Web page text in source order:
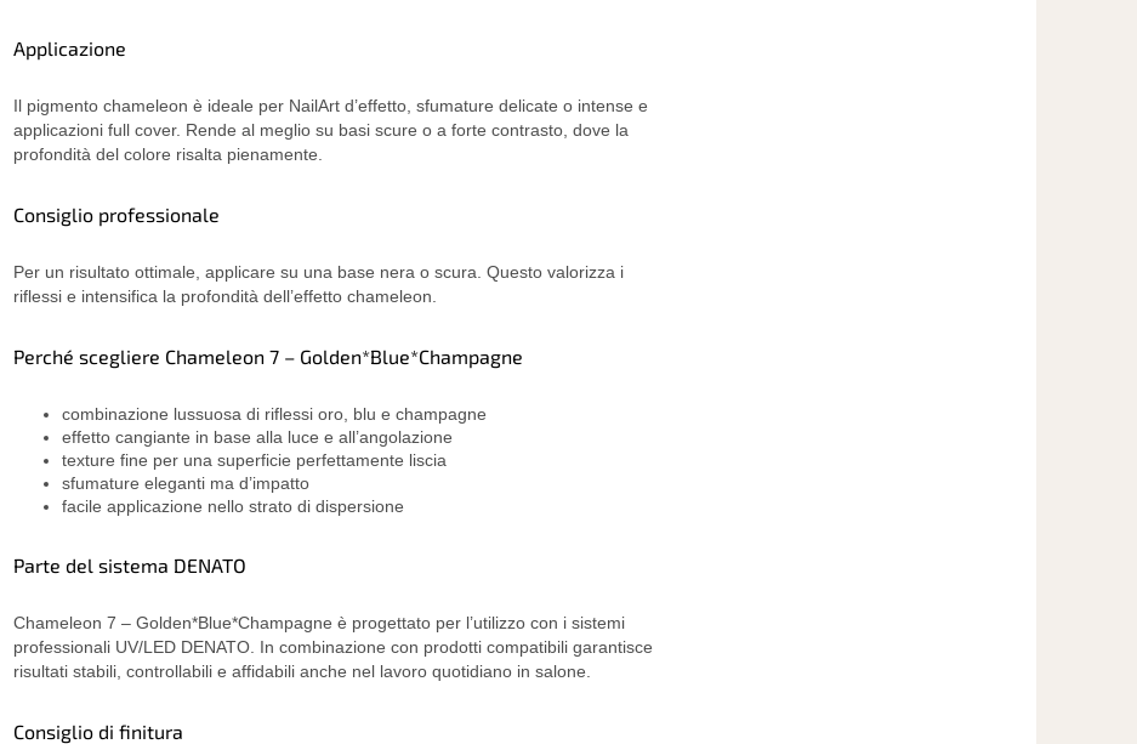
Applicazione
Il pigmento chameleon è ideale per NailArt d’effetto, sfumature delicate o intense e
applicazioni full cover. Rende al meglio su basi scure o a forte contrasto, dove la
profondità del colore risalta pienamente.
Consiglio professionale
Per un risultato ottimale, applicare su una base nera o scura. Questo valorizza i
riflessi e intensifica la profondità dell’effetto chameleon.
Perché scegliere Chameleon 7 – Golden*Blue*Champagne
combinazione lussuosa di riflessi oro, blu e champagne
effetto cangiante in base alla luce e all’angolazione
texture fine per una superficie perfettamente liscia
sfumature eleganti ma d’impatto
facile applicazione nello strato di dispersione
Parte del sistema DENATO
Chameleon 7 – Golden*Blue*Champagne è progettato per l’utilizzo con i sistemi
professionali UV/LED DENATO. In combinazione con prodotti compatibili garantisce
risultati stabili, controllabili e affidabili anche nel lavoro quotidiano in salone.
Consiglio di finitura